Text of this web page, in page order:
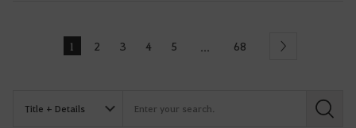
1 2 3 4 5 68 Next
S